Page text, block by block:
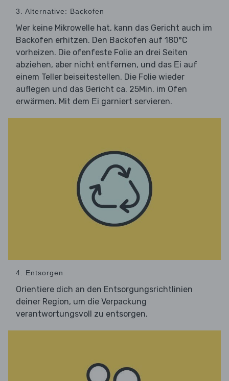
3. Alternative: Backofen
Wer keine Mikrowelle hat, kann das Gericht auch im
Backofen erhitzen. Den Backofen auf 180°C
vorheizen. Die ofenfeste Folie an drei Seiten
abziehen, aber nicht entfernen, und das Ei auf
einem Teller beiseitestellen. Die Folie wieder
auflegen und das Gericht ca. 25Min. im Ofen
erwärmen. Mit dem Ei garniert servieren.
4. Entsorgen
Orientiere dich an den Entsorgungsrichtlinien
deiner Region, um die Verpackung
verantwortungsvoll zu entsorgen.